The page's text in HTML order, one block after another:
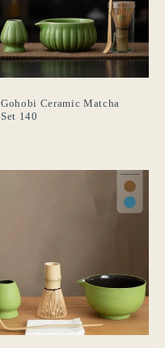
Gohobi Ceramic Matcha
Set 140